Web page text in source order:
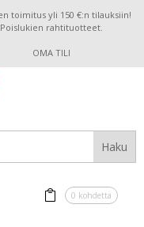
toimitus yli 150 €:n tilauksiin!
Poislukien rahtituotteet.
OMA TILI
0 kohdetta